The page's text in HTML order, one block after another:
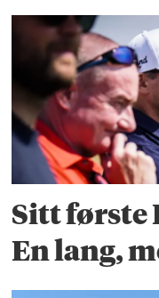
Sitt første
En lang,